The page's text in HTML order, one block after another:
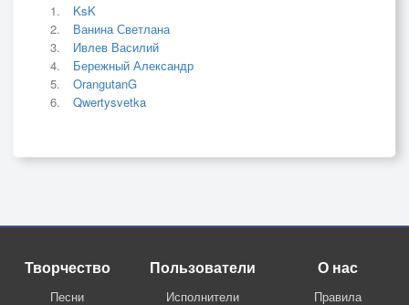
KsK
Ванина Светлана
Ивлев Василий
Бережный Александр
OrangutanG
Qwertysvetka
Творчество
Песни
Пользователи
Исполнители
О нас
Правила